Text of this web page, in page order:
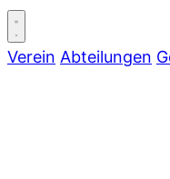
Verein Abteilungen